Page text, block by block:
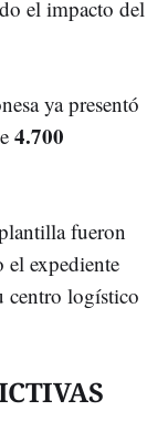
el impacto del
ya presentó
4.700
fueron
el expediente
centro logístico